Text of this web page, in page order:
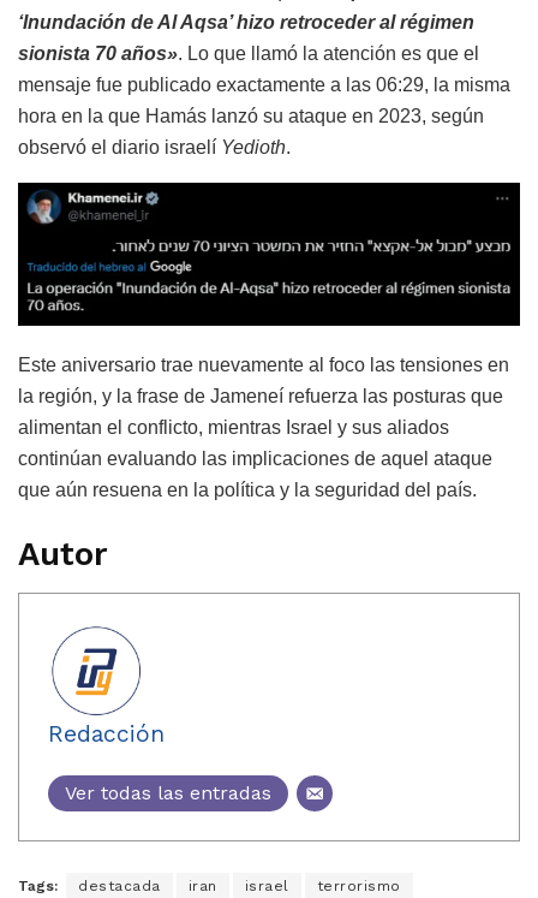
‘Inundación de Al Aqsa’ hizo retroceder al régimen
sionista 70 años». Lo que llamó la atención es que el
mensaje fue publicado exactamente a las 06:29, la misma
hora en la que Hamás lanzó su ataque en 2023, según
observó el diario israelí Yedioth.
Este aniversario trae nuevamente al foco las tensiones en
la región, y la frase de Jameneí refuerza las posturas que
alimentan el conflicto, mientras Israel y sus aliados
continúan evaluando las implicaciones de aquel ataque
que aún resuena en la política y la seguridad del país.
Autor
Redacción
Ver todas las entradas
Tags: destacada iran israel terrorismo